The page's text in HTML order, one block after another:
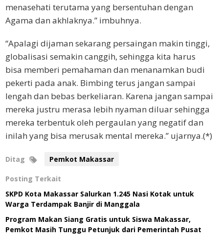
menasehati terutama yang bersentuhan dengan
Agama dan akhlaknya.” imbuhnya.
“Apalagi dijaman sekarang persaingan makin tinggi,
globalisasi semakin canggih, sehingga kita harus
bisa memberi pemahaman dan menanamkan budi
pekerti pada anak. Bimbing terus jangan sampai
lengah dan bebas berkeliaran. Karena jangan sampai
mereka justru merasa lebih nyaman diluar sehingga
mereka terbentuk oleh pergaulan yang negatif dan
inilah yang bisa merusak mental mereka.” ujarnya.(*)
Ditag Pemkot Makassar
Posting Terkait
SKPD Kota Makassar Salurkan 1.245 Nasi Kotak untuk
Warga Terdampak Banjir di Manggala
Program Makan Siang Gratis untuk Siswa Makassar,
Pemkot Masih Tunggu Petunjuk dari Pemerintah Pusat